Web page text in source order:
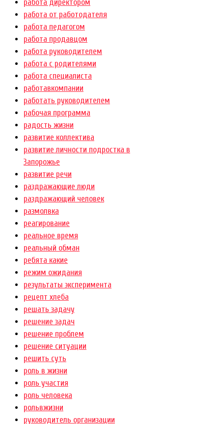
работа директором
работа от работодателя
работа педагогом
работа продавцом
работа руководителем
работа с родителями
работа специалиста
работавкомпании
работать руководителем
рабочая программа
радость жизни
развитие коллектива
развитие личности подростка в
Запорожье
развитие речи
раздражающие люди
раздражающий человек
размолвка
реагирование
реальное время
реальный обман
ребята какие
режим ожидания
результаты эксперимента
рецепт хлеба
решать задачу
решение задач
решение проблем
решение ситуации
решить суть
роль в жизни
роль участия
роль человека
рольвжизни
руководитель организации